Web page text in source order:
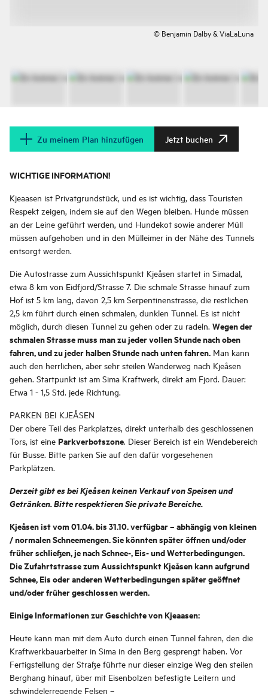
© Benjamin Dalby & ViaLaLuna
Zu meinem Plan hinzufügen Jetzt buchen
WICHTIGE INFORMATION!
Kjeaasen ist Privatgrundstück, und es ist wichtig, dass Touristen
Respekt zeigen, indem sie auf den Wegen bleiben. Hunde müssen
an der Leine geführt werden, und Hundekot sowie anderer Müll
müssen aufgehoben und in den Mülleimer in der Nähe des Tunnels
entsorgt werden.
Die Autostrasse zum Aussichtspunkt Kjeåsen startet in Simadal,
etwa 8 km von Eidfjord/Strasse 7. Die schmale Strasse hinauf zum
Hof ist 5 km lang, davon 2,5 km Serpentinenstrasse, die restlichen
2,5 km führt durch einen schmalen, dunklen Tunnel. Es ist nicht
möglich, durch diesen Tunnel zu gehen oder zu radeln. Wegen der
schmalen Strasse muss man zu jeder vollen Stunde nach oben
fahren, und zu jeder halben Stunde nach unten fahren. Man kann
auch den herrlichen, aber sehr steilen Wanderweg nach Kjeåsen
gehen. Startpunkt ist am Sima Kraftwerk, direkt am Fjord. Dauer:
Etwa 1 - 1,5 Std. jede Richtung.
PARKEN BEI KJEÅSEN
Der obere Teil des Parkplatzes, direkt unterhalb des geschlossenen
Tors, ist eine Parkverbotszone. Dieser Bereich ist ein Wendebereich
für Busse. Bitte parken Sie auf den dafür vorgesehenen
Parkplätzen.
Derzeit gibt es bei Kjeåsen keinen Verkauf von Speisen und
Getränken. Bitte respektieren Sie private Bereiche.
Kjeåsen ist vom 01.04. bis 31.10. verfügbar – abhängig von kleinen
/ normalen Schneemengen. Sie könnten später öffnen und/oder
früher schließen, je nach Schnee-, Eis- und Wetterbedingungen.
Die Zufahrtstrasse zum Aussichtspunkt Kjeåsen kann aufgrund
Schnee, Eis oder anderen Wetterbedingungen später geöffnet
und/oder früher geschlossen werden.
Einige Informationen zur Geschichte von Kjeaasen:
Heute kann man mit dem Auto durch einen Tunnel fahren, den die
Kraftwerkbauarbeiter in Sima in den Berg gesprengt haben. Vor
Fertigstellung der Straße führte nur dieser einzige Weg den steilen
Berghang hinauf, über mit Eisenbolzen befestigte Leitern und
schwindelerregende Felsen –